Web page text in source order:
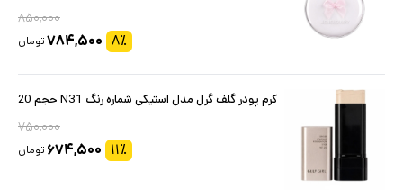
۸۵۰,۰۰۰
۸٪ ۷۸۴,۵۰۰تومان
کرم پودر گلف گرل مدل استیکی شماره رنگ N31 حجم 20
۷۵۰,۰۰۰
۱۱٪ ۶۷۴,۵۰۰ تومان